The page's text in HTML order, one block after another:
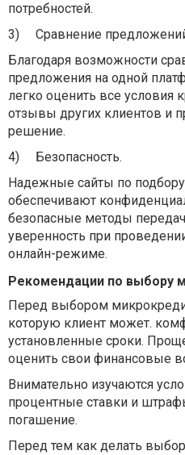
потребностей.
3)
Сравнение
Благодаря возможности
предложения на одной
легко оценить все условия
отзывы других клиентов и
решение.
4)
Безопасность.
Надежные сайты по
обеспечивают
безопасные методы
уверенность при
онлайн-режиме.
Рекомендации по выбору
Перед выбором
которую клиент может.
установленные сроки.
оценить свои финансовые
Внимательно изучаются
процентные ставки и
погашение.
Перед тем как делать